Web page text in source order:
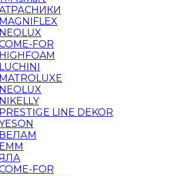
MAGNIFLEX
NEOLUX
FOR
HIGHFOAM
LUCHINI
MATROLUXE
NEOLUX
NIKELLY
PRESTIGE LINE DEKOR
ВЕЛАМ
ЕММ
FOR